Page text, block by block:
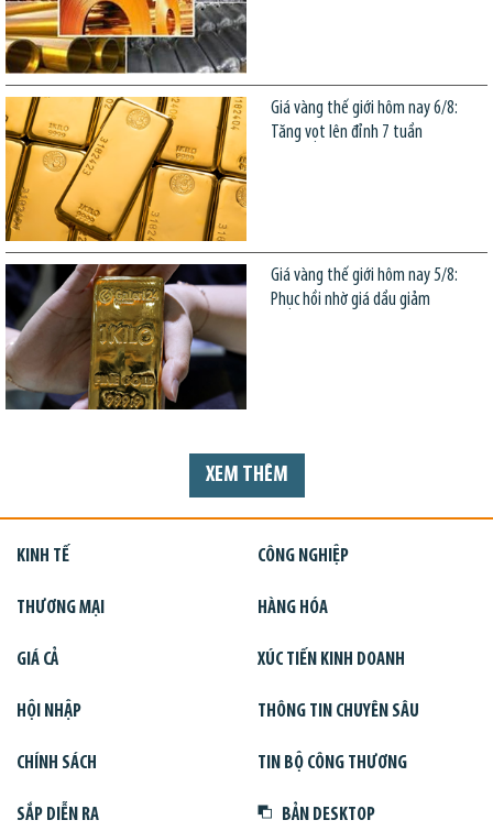
Giá vàng thế giới hôm nay 6/8:
Tăng vọt lên đỉnh 7 tuần
Giá vàng thế giới hôm nay 5/8:
Phục hồi nhờ giá dầu giảm
XEM THÊM
KINH TẾ CÔNG NGHIỆP
THƯƠNG MẠI HÀNG HÓA
GIÁ CẢ XÚC TIẾN KINH DOANH
HỘI NHẬP THÔNG TIN CHUYÊN SÂU
CHÍNH SÁCH TIN BỘ CÔNG THƯƠNG
SẮP DIỄN RA BẢN DESKTOP